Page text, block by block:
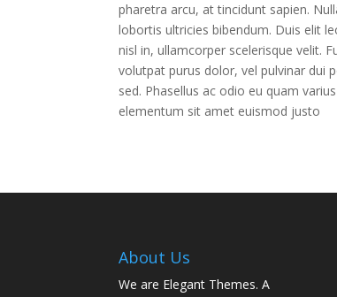
pharetra arcu, at tincidunt sapien.
lobortis ultricies bibendum. Duis elit
nisl in, ullamcorper scelerisque velit.
volutpat purus dolor, vel pulvinar dui
sed. Phasellus ac odio eu quam varius
elementum sit amet euismod justo
About Us
We are Elegant Themes. A